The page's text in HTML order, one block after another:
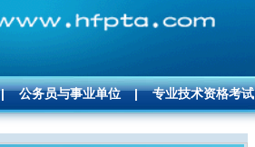
| 公务员与事业单位 | 专业技术资格考试